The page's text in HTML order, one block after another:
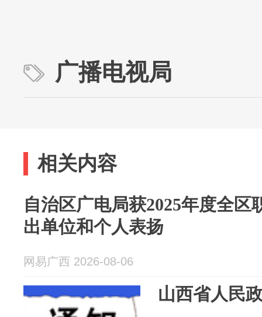
广播电视局
相关内容
自治区广电局获2025年度全区
出单位和个人表扬
网易广西 2026-08-06
山西省人民